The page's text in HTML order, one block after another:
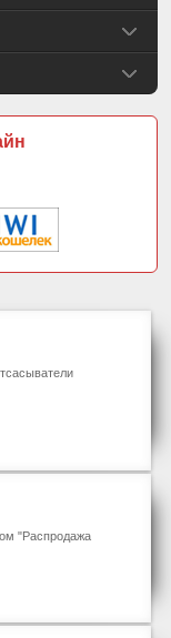
"Распродажа